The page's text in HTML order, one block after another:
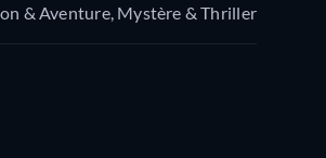
& Aventure, Mystère & Thriller